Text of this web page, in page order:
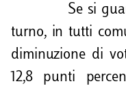
Se si guarda
turno, in tutti
diminuzione di
12,8 punti